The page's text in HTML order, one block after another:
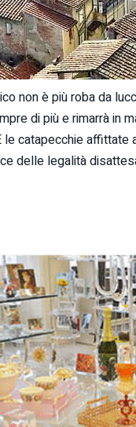
non è più roba da
di più e rimarrà in
catapecchie affittate
delle legalità